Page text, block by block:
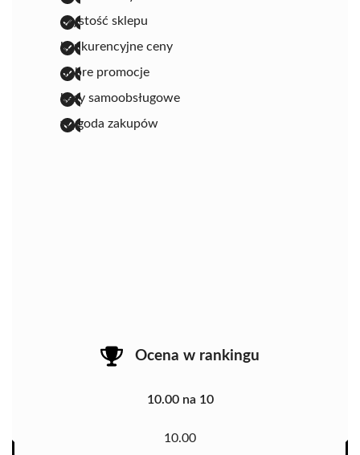
czystość sklepu
konkurencyjne ceny
dobre promocje
kasy samoobsługowe
wygoda zakupów
Ocena w rankingu
10.00 na 10
10.00